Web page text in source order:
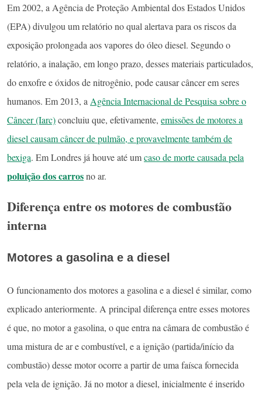
Em 2002, a Agência de Proteção Ambiental dos Estados Unidos
(EPA) divulgou um relatório no qual alertava para os riscos da
exposição prolongada aos vapores do óleo diesel. Segundo o
relatório, a inalação, em longo prazo, desses materiais particulados,
do enxofre e óxidos de nitrogênio, pode causar câncer em seres
humanos. Em 2013, a Agência Internacional de Pesquisa sobre o
Câncer (Iarc)concluiu que, efetivamente, emissões de motores a
diesel causam câncer de pulmão, e provavelmente também de
bexiga. Em Londres já houve até umcaso de morte causada pela
poluição dos carrosno ar.
Diferença entre os motores de combustão
interna
Motores a gasolina e a diesel
O funcionamento dos motores a gasolina e a diesel é similar, como
explicado anteriormente. A principal diferença entre esses motores
é que, no motor a gasolina, o que entra na câmara de combustão é
uma mistura de ar e combustível, e a ignição (partida/início da
combustão) desse motor ocorre a partir de uma faísca fornecida
pela vela de ignição. Já no motor a diesel, inicialmente é inserido